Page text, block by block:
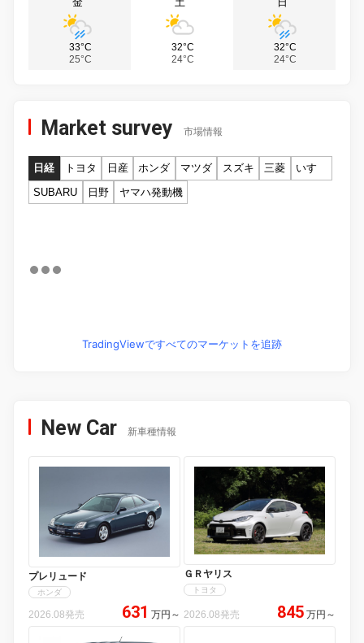
33°C
25°C
32°C
24°C
32°C
24°C
Market survey 市場情報
日経 トヨタ 日産 ホンダ マツダ スズキ 三菱
いすゞ
SUBARU
日野 ヤマハ発動機
TradingViewですべてのマーケットを追跡
New Car 新車種情報
プレリュード
ホンダ
2026.08発売 631 万円 ～
ＧＲヤリス
トヨタ
2026.08発売 845 万円 ～